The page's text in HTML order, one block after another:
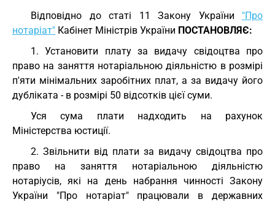
Відповідно до статі 11 Закону України "Про
нотаріат" Кабінет Міністрів України ПОСТАНОВЛЯЄ:
1. Установити плату за видачу свідоцтва про
право на заняття нотаріальною діяльністю в розмірі
п'яти мінімальних заробітних плат, а за видачу його
дубліката - в розмірі 50 відсотків цієї суми.
Уся сума плати надходить на рахунок
Міністерства юстиції.
2. Звільнити від плати за видачу свідоцтва про
право на заняття нотаріальною діяльністю
нотаріусів, які на день набрання чинності Закону
України "Про нотаріат" працювали в державних